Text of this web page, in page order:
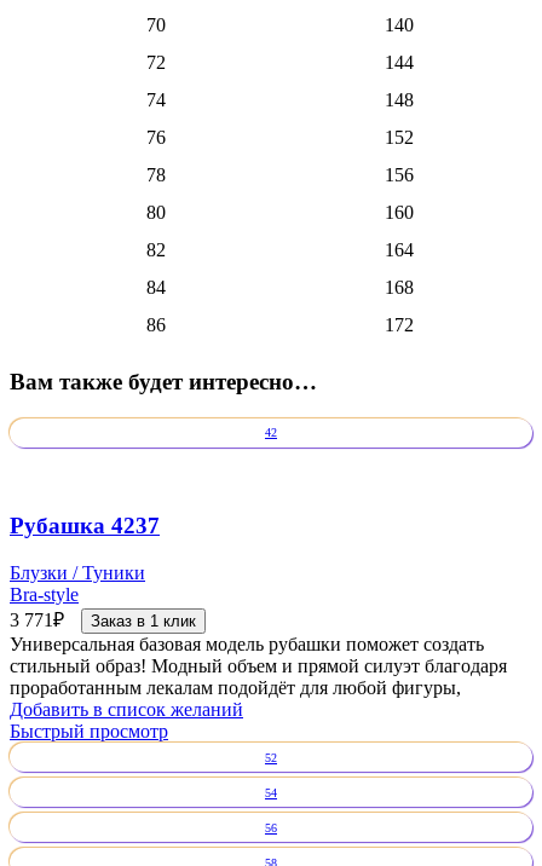
70
140
72
144
74
148
76
152
78
156
80
160
82
164
84
168
86
172
Вам также будет интересно…
42
Рубашка 4237
Блузки / Туники
Bra-style
3 771₽ Заказ в 1 клик
Универсальная базовая модель рубашки поможет создать
стильный образ! Модный объем и прямой силуэт благодаря
проработанным лекалам подойдёт для любой фигуры,
Добавить в список желаний
Быстрый просмотр
52
54
56
58